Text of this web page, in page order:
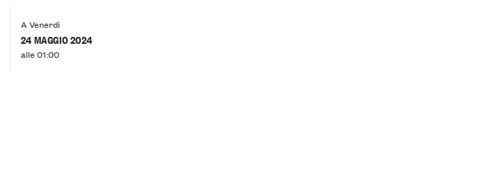
A Venerdì
24 MAGGIO 2024
alle 01:00